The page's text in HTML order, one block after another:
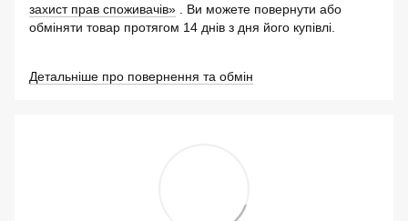
захист прав споживачів» . Ви можете повернути або
обміняти товар протягом 14 днів з дня його купівлі.
Детальніше про повернення та обмін